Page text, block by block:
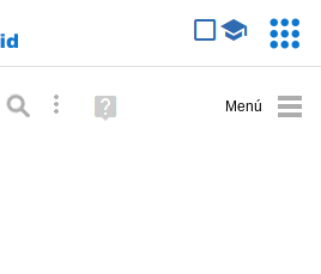
Búsqueda avanzada
Ayuda
(en